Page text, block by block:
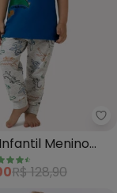
Infantil
Menino
Escuro (Azul)
R$ 128,90